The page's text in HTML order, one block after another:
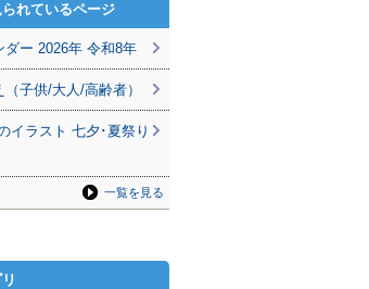
れているページ
ダー 2026年 令和8年
（子供/大人/高齢者）
イラスト 七夕･夏祭り
一覧を見る